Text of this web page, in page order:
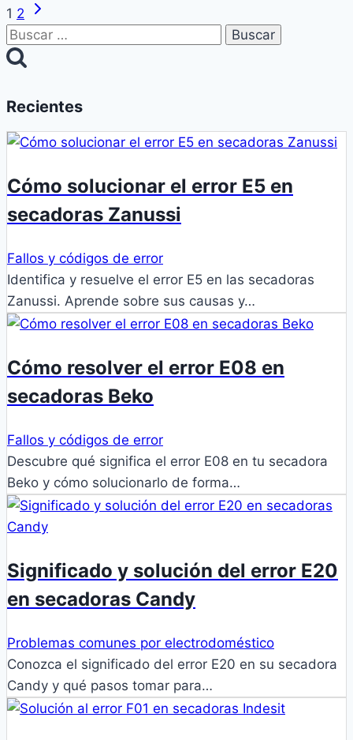
y
Navegación
de
1 2
Siguiente
página
Buscar:
Recientes
Cómo solucionar el error E5 en
secadoras Zanussi
Fallos y códigos de error
Identifica y resuelve el error E5 en las secadoras
Zanussi. Aprende sobre sus causas y…
Cómo resolver el error E08 en
secadoras Beko
Fallos y códigos de error
Descubre qué significa el error E08 en tu secadora
Beko y cómo solucionarlo de forma…
Significado y solución del error E20
en secadoras Candy
Problemas comunes por electrodoméstico
Conozca el significado del error E20 en su secadora
Candy y qué pasos tomar para…